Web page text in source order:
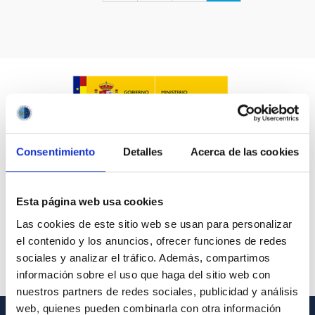
Consentimiento Detalles Acerca de las cookies
Esta página web usa cookies
Las cookies de este sitio web se usan para personalizar
el contenido y los anuncios, ofrecer funciones de redes
sociales y analizar el tráfico. Además, compartimos
información sobre el uso que haga del sitio web con
nuestros partners de redes sociales, publicidad y análisis
web, quienes pueden combinarla con otra información
ASTROFÍSICAS